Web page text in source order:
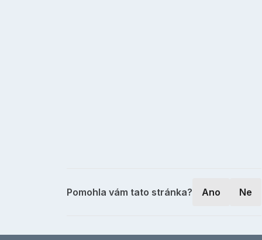
Pomohla vám tato stránka? Ano Ne